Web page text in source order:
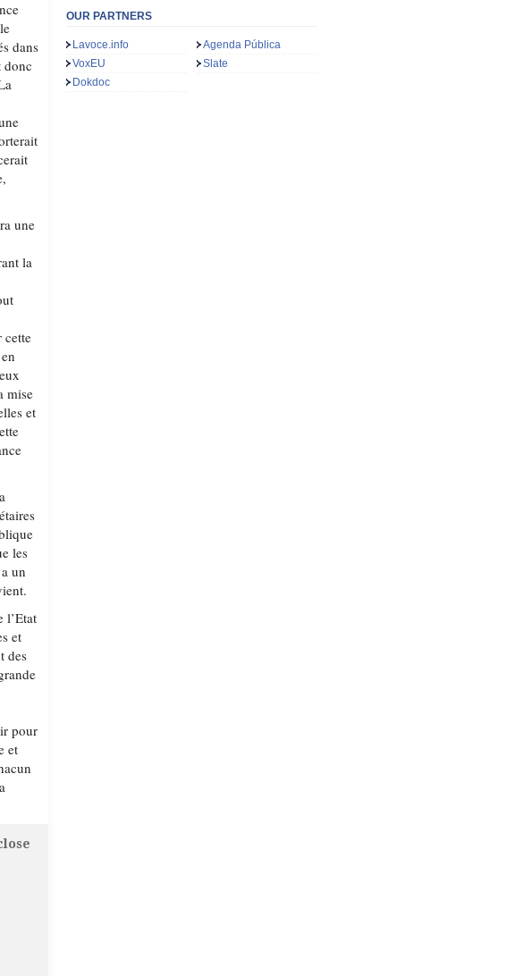
dans
donc
une
la
cette
mise
et
les
un
l’Etat
et
des
pour
et
OUR PARTNERS
Lavoce.info
Agenda Pública
VoxEU
Slate
Dokdoc